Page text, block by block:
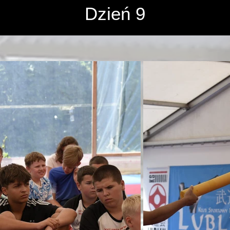
i zwiedzanie - 23-
Dzień 9